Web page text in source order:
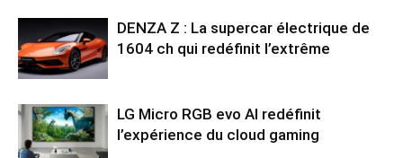
DENZA Z : La supercar électrique de
1604 ch qui redéfinit l’extrême
LG Micro RGB evo AI redéfinit
l’expérience du cloud gaming